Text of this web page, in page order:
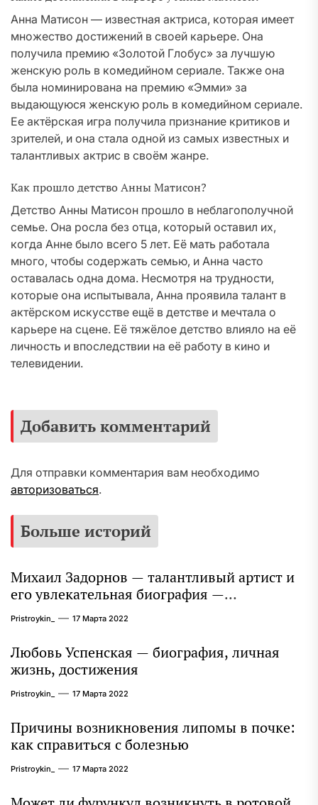
Анна Матисон — известная актриса, которая имеет
множество достижений в своей карьере. Она
получила премию «Золотой Глобус» за лучшую
женскую роль в комедийном сериале. Также она
была номинирована на премию «Эмми» за
выдающуюся женскую роль в комедийном сериале.
Ее актёрская игра получила признание критиков и
зрителей, и она стала одной из самых известных и
талантливых актрис в своём жанре.
Как прошло детство Анны Матисон?
Детство Анны Матисон прошло в неблагополучной
семье. Она росла без отца, который оставил их,
когда Анне было всего 5 лет. Её мать работала
много, чтобы содержать семью, и Анна часто
оставалась одна дома. Несмотря на трудности,
которые она испытывала, Анна проявила талант в
актёрском искусстве ещё в детстве и мечтала о
карьере на сцене. Её тяжёлое детство влияло на её
личность и впоследствии на её работу в кино и
телевидении.
Добавить комментарий
Для отправки комментария вам необходимо
авторизоваться.
Больше историй
Михаил Задорнов — талантливый артист и
его увлекательная биография —
выдающиеся достижения, известность и
интересные факты из личной жизни!
Pristroykin_ 17 Марта 2022
Любовь Успенская — биография, личная
жизнь, достижения
Pristroykin_ 17 Марта 2022
Причины возникновения липомы в почке:
как справиться с болезнью
Pristroykin_ 17 Марта 2022